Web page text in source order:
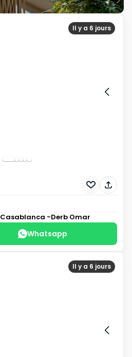
Il y a 6 jours
Casablanca -Derb Omar
Whatsapp
Il y a 6 jours